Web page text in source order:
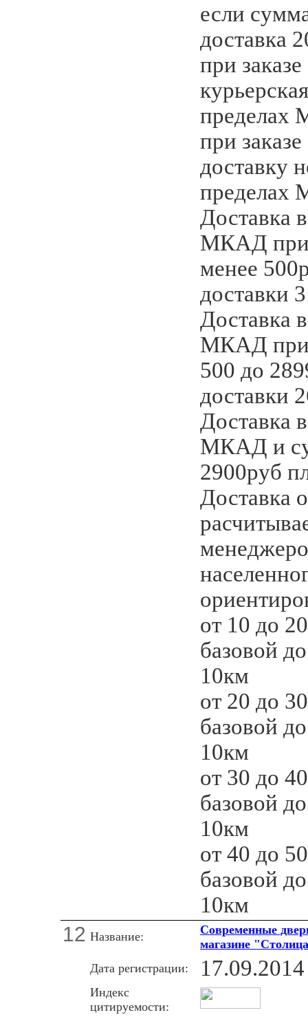
если
доставка
при
при
доставку
Доставка
МКАД при
менее
доставки
Доставка
МКАД при
500 до
доставки
Доставка
МКАД и
2900руб
Доставка
от 10 до
базовой
10км
от 20 до
базовой
10км
от 30 до
базовой
10км
от 40 до
базовой
10км
12 Название:
Современные
магазине
Дата регистрации:
17.09.2014
Индекс
цитируемости: